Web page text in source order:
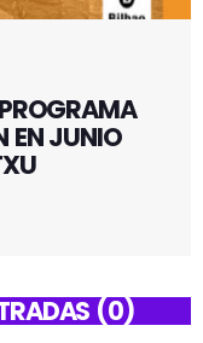
EN JUNIO
(0)